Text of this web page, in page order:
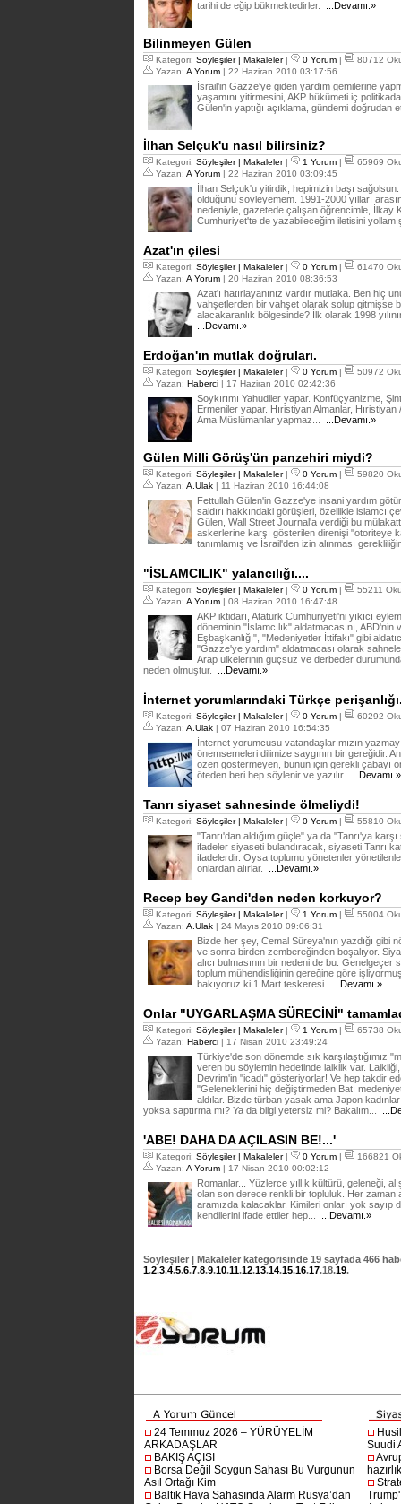
tarihi de eğip bükmektedirler.
...Devamı.»
Bilinmeyen Gülen
Kategori: Söyleşiler | Makaleler| 0 Yorum |
80712
Yazan: A Yorum | 22 Haziran 2010 03:17:56
İsrail'in Gazze'ye giden yardım gemilerine
yaşamını yitirmesini, AKP hükümeti iç
Gülen'in yaptığı açıklama, gündemi doğrudan
İlhan Selçuk'u nasıl bilirsiniz?
Kategori: Söyleşiler | Makaleler| 1 Yorum |
65969
Yazan: A Yorum | 22 Haziran 2010 03:09:45
İlhan Selçuk'u yitirdik, hepimizin başı
olduğunu söyleyemem. 1991-2000 yılları
nedeniyle, gazetede çalışan öğrencimle, İlkay
Cumhuriyet'te de yazabileceğim iletisini
Azat'ın çilesi
Kategori: Söyleşiler | Makaleler| 0 Yorum |
61470
Yazan: A Yorum | 20 Haziran 2010 08:36:53
Azat'ı hatırlayanınız vardır mutlaka. Ben hiç
vahşetlerden bir vahşet olarak solup gitmişse
alacakaranlık bölgesinde? İlk olarak 1998
...Devamı.»
Erdoğan'ın mutlak doğruları.
Kategori: Söyleşiler | Makaleler| 0 Yorum |
50972
Yazan: Haberci | 17 Haziran 2010 02:42:36
Soykırımı Yahudiler yapar. Konfüçyanizme,
Ermeniler yapar. Hıristiyan Almanlar,
Ama Müslümanlar yapmaz...
...Devamı.»
Gülen Milli Görüş'ün panzehiri miydi?
Kategori: Söyleşiler | Makaleler| 0 Yorum |
59820
Yazan: A.Ulak | 11 Haziran 2010 16:44:08
Fettullah Gülen'in Gazze'ye insani yardım
saldırı hakkındaki görüşleri, özellikle islamcı
Gülen, Wall Street Journal'a verdiği bu
askerlerine karşı gösterilen direnişi "otoriteye
tanımlamış ve İsrail'den izin alınması
"İSLAMCILIK" yalancılığı....
Kategori: Söyleşiler | Makaleler| 0 Yorum |
55211
Yazan: A Yorum | 08 Haziran 2010 16:47:48
AKP iktidarı, Atatürk Cumhuriyeti'ni yıkıcı
döneminin "İslamcılık" aldatmacasını,
Eşbaşkanlığı", "Medeniyetler İttifakı" gibi
"Gazze'ye yardım" aldatmacası olarak
Arap ülkelerinin güçsüz ve derbeder
neden olmuştur.
...Devamı.»
İnternet yorumlarındaki Türkçe
Kategori: Söyleşiler | Makaleler| 0 Yorum |
60292
Yazan: A.Ulak | 07 Haziran 2010 16:54:35
İnternet yorumcusu vatandaşlarımızın
önemsemeleri dilimize saygının bir gereğidir.
özen göstermeyen, bunun için gerekli çabayı
öteden beri hep söylenir ve yazılır.
...Devamı.»
Tanrı siyaset sahnesinde ölmeliydi!
Kategori: Söyleşiler | Makaleler| 0 Yorum | 55810
"Tanrı'dan aldığım güçle" ya da "Tanrı'ya
ifadeler siyaseti bulandıracak, siyaseti Tanrı
ifadelerdir. Oysa toplumu yönetenler
onlardan alırlar.
...Devamı.»
Recep bey Gandi'den neden korkuyor?
Kategori: Söyleşiler | Makaleler| 1 Yorum |
55004
Yazan: A.Ulak | 24 Mayıs 2010 09:06:31
Bizde her şey, Cemal Süreya'nın yazdığı gibi
ve sonra birden zembereğinden boşalıyor.
alıcı bulmasının bir nedeni de bu.
toplum mühendisliğinin gereğine göre
bakıyoruz ki 1 Mart teskeresi.
...Devamı.»
Onlar "UYGARLAŞMA SÜRECİNİ"
Kategori: Söyleşiler | Makaleler| 1 Yorum |
65738
Yazan: Haberci | 17 Nisan 2010 23:49:24
Türkiye'de son dönemde sık karşılaştığımız
veren bu söylemin hedefinde laiklik var.
Devrim'in "icadı" gösteriyorlar! Ve hep takdir
"Geleneklerini hiç değiştirmeden Batı
aldılar. Bizde türban yasak ama Japon
yoksa saptırma mı? Ya da bilgi yetersiz mi? Bakalım...
'ABE! DAHA DA AÇILASIN BE!...'
Kategori: Söyleşiler | Makaleler| 0 Yorum |
166821
Yazan: A Yorum | 17 Nisan 2010 00:02:12
Romanlar... Yüzlerce yıllık kültürü, geleneği,
olan son derece renkli bir topluluk. Her zaman
aramızda kalacaklar. Kimileri onları yok
kendilerini ifade ettiler hep...
...Devamı.»
Söyleşiler | Makaleler kategorisinde 19 sayfada 466
1.2.3.4.5.6.7.8.9.10.11.12.13.14.15.16.17.18.19.
24 Temmuz 2026 – YÜRÜYELİM
ARKADAŞLAR
BAKIŞ AÇISI
Borsa Değil Soygun Sahası Bu Vurgunun
Asıl Ortağı Kim
Baltık Hava Sahasında Alarm Rusya’dan
Suudi